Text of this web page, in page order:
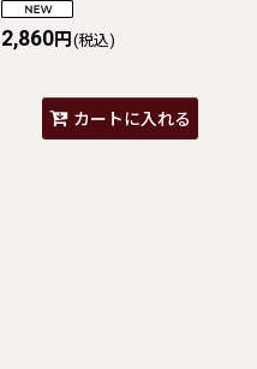
2,860円 (税込)
カートに入れる